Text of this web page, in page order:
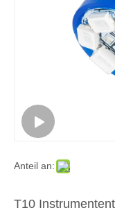
Anteil an:
T10